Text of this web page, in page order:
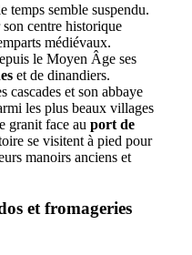
temps semble suspendu.
centre historique
médiévaux.
le Moyen Âge ses
et de dinandiers.
cascades et son abbaye
les plus beaux villages
granit face au port de
se visitent à pied pour
manoirs anciens et
et fromageries